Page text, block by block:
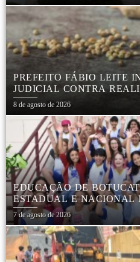
PREFEITO FÁBIO LEITE
JUDICIAL CONTRA
DA MACONHA EM
8 de agosto de 2026
EDUCAÇÃO DE
ESTADUAL E NACIONAL
7 de agosto de 2026